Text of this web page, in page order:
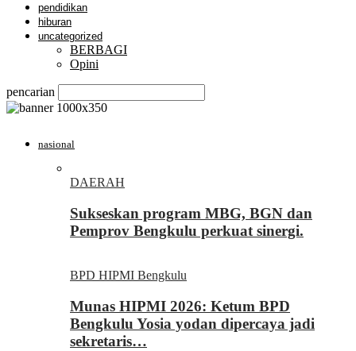
pendidikan
hiburan
uncategorized
BERBAGI
Opini
pencarian
nasional
DAERAH
Sukseskan program MBG, BGN dan
Pemprov Bengkulu perkuat sinergi.
BPD HIPMI Bengkulu
Munas HIPMI 2026: Ketum BPD
Bengkulu Yosia yodan dipercaya jadi
sekretaris…